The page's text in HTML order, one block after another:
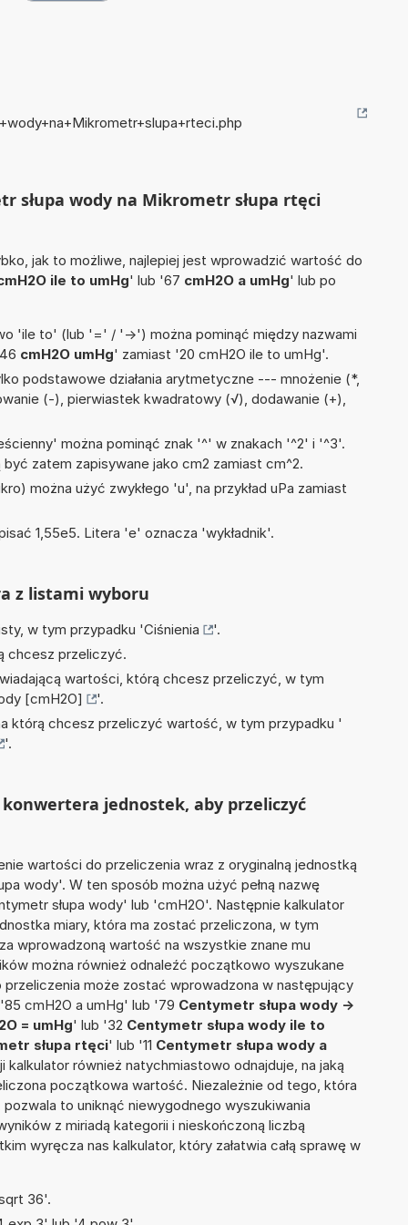
słupa wody na Mikrometr słupa rtęci
jak to możliwe, najlepiej jest wprowadzić wartość do
ile to umHg' lub '67 cmH2O a umHg' lub po
'ile to' (lub '=' / '->') można pominąć między nazwami
cmH2O umHg' zamiast '20 cmH2O ile to umHg'.
podstawowe działania arytmetyczne --- mnożenie (*,
(-), pierwiastek kwadratowy (√), dodawanie (+),
można pominąć znak '^' w znakach '^2' i '^3'.
zatem zapisywane jako cm2 zamiast cm^2.
można użyć zwykłego 'u', na przykład uPa zamiast
1,55e5. Litera 'e' oznacza 'wykładnik'.
z listami wyboru
w tym przypadku 'Ciśnienia
'.
chcesz przeliczyć.
wartości, którą chcesz przeliczyć, w tym
[cmH2O]
'.
którą chcesz przeliczyć wartość, w tym przypadku '
'.
jednostek, aby przeliczyć
wartości do przeliczenia wraz z oryginalną jednostką
wody'. W ten sposób można użyć pełną nazwę
słupa wody' lub 'cmH2O'. Następnie kalkulator
miary, która ma zostać przeliczona, w tym
wprowadzoną wartość na wszystkie znane mu
można również odnaleźć początkowo wyszukane
może zostać wprowadzona w następujący
cmH2O a umHg' lub '79 Centymetr słupa wody ->
= umHg' lub '32 Centymetr słupa wody ile to
słupa rtęci' lub '11 Centymetr słupa wody a
kalkulator również natychmiastowo odnajduje, na jaką
początkowa wartość. Niezależnie od tego, która
to uniknąć niewygodnego wyszukiwania
z miriadą kategorii i nieskończoną liczbą
wyręcza nas kalkulator, który załatwia całą sprawę w
36'.